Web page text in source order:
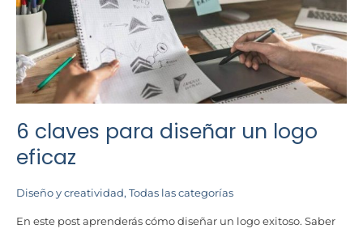
6 claves para diseñar un logo
eficaz
Diseño y creatividad, Todas las categorías
En este post aprenderás cómo diseñar un logo exitoso. Saber